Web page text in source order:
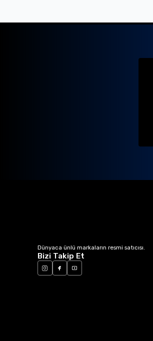
Dünyaca ünlü markaların resmi satıcısı.
Bizi Takip Et